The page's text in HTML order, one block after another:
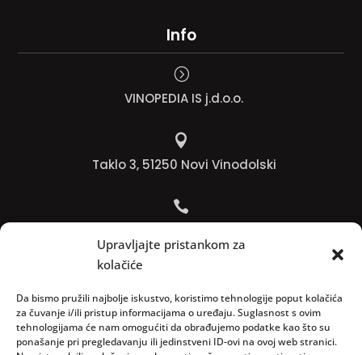
Upravljajte pristankom za
kolačiće
Da bismo pružili najbolje iskustvo, koristimo tehnologije poput kolačića
za čuvanje i/ili pristup informacijama o uređaju. Suglasnost s ovim
tehnologijama će nam omogućiti da obrađujemo podatke kao što su
ponašanje pri pregledavanju ili jedinstveni ID-ovi na ovoj web stranici.
Info
=
VINOPEDIA IS j.d.o.o.

Taklo 3, 51250 Novi Vinodolski

Jadranko +385 91 501 4218
